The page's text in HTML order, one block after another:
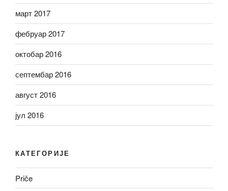
март 2017
фебруар 2017
октобар 2016
септембар 2016
август 2016
јул 2016
КАТЕГОРИЈЕ
Priče